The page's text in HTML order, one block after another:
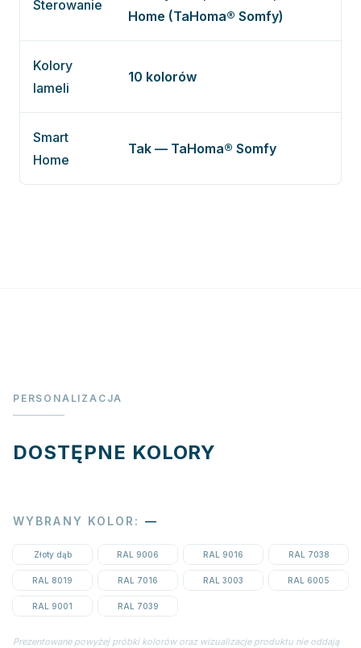
Sterowanie
Home (TaHoma® Somfy)
Kolory
lameli
10 kolorów
Smart
Home
Tak — TaHoma® Somfy
PERSONALIZACJA
DOSTĘPNE KOLORY
WYBRANY KOLOR : —
Złoty dąb RAL 9006 RAL 9016 RAL 7038
RAL 8019 RAL 7016 RAL 3003 RAL 6005
RAL 9001 RAL 7039
Prezentowane powyżej próbki kolorów oraz wizualizacje produktu nie oddają